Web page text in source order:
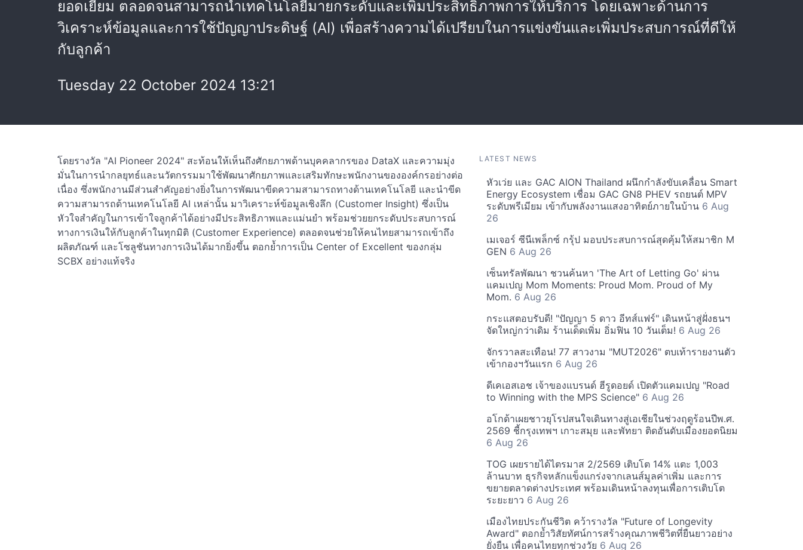
ยอดเยี่ยม ตลอดจนสามารถนำเทคโนโลยีมายกระดับและเพิ่มประสิทธิภาพการให้บริการ โดยเฉพาะด้านการ
วิเคราะห์ข้อมูลและการใช้ปัญญาประดิษฐ์ (AI) เพื่อสร้างความได้เปรียบในการแข่งขันและเพิ่มประสบการณ์ที่ดีให้
กับลูกค้า
Tuesday 22 October 2024 13:21
โดยรางวัล "AI Pioneer 2024" สะท้อนให้เห็นถึงศักยภาพด้านบุคคลากรของ DataX และความมุ่ง
มั่นในการนำกลยุทธ์และนวัตกรรมมาใช้พัฒนาศักยภาพและเสริมทักษะพนักงานขององค์กรอย่างต่อ
เนื่อง ซึ่งพนักงานมีส่วนสำคัญอย่างยิ่งในการพัฒนาขีดความสามารถทางด้านเทคโนโลยี และนำขีด
ความสามารถด้านเทคโนโลยี AI เหล่านั้น มาวิเคราะห์ข้อมูลเชิงลึก (Customer Insight) ซึ่งเป็น
หัวใจสำคัญในการเข้าใจลูกค้าได้อย่างมีประสิทธิภาพและแม่นยำ พร้อมช่วยยกระดับประสบการณ์
ทางการเงินให้กับลูกค้าในทุกมิติ (Customer Experience) ตลอดจนช่วยให้คนไทยสามารถเข้าถึง
ผลิตภัณฑ์ และโซลูชันทางการเงินได้มากยิ่งขึ้น ตอกย้ำการเป็น Center of Excellent ของกลุ่ม
SCBX อย่างแท้จริง
LATEST NEWS
หัวเว่ย และ GAC AION Thailand ผนึกกำลังขับเคลื่อน Smart
Energy Ecosystem เชื่อม GAC GN8 PHEV รถยนต์ MPV
ระดับพรีเมียม เข้ากับพลังงานแสงอาทิตย์ภายในบ้าน 6 Aug
26
เมเจอร์ ซีนีเพล็กซ์ กรุ้ป มอบประสบการณ์สุดคุ้มให้สมาชิก M
GEN 6 Aug 26
เซ็นทรัลพัฒนา ชวนค้นหา 'The Art of Letting Go' ผ่าน
แคมเปญ Mom Moments: Proud Mom. Proud of My
Mom. 6 Aug 26
กระแสตอบรับดี! "ปัญญา 5 ดาว อีทส์แฟร์" เดินหน้าสู่ฝั่งธนฯ
จัดใหญ่กว่าเดิม ร้านเด็ดเพิ่ม อิ่มฟิน 10 วันเต็ม! 6 Aug 26
จักรวาลสะเทือน! 77 สาวงาม "MUT2026" ตบเท้ารายงานตัว
เข้ากองฯวันแรก 6 Aug 26
ดีเคเอสเอช เจ้าของแบรนด์ ฮีรูดอยด์ เปิดตัวแคมเปญ "Road
to Winning with the MPS Science" 6 Aug 26
อโกด้าเผยชาวยุโรปสนใจเดินทางสู่เอเชียในช่วงฤดูร้อนปีพ.ศ.
2569 ชี้กรุงเทพฯ เกาะสมุย และพัทยา ติดอันดับเมืองยอดนิยม
6 Aug 26
TOG เผยรายได้ไตรมาส 2/2569 เติบโต 14% แตะ 1,003
ล้านบาท ธุรกิจหลักแข็งแกร่งจากเลนส์มูลค่าเพิ่ม และการ
ขยายตลาดต่างประเทศ พร้อมเดินหน้าลงทุนเพื่อการเติบโต
ระยะยาว 6 Aug 26
เมืองไทยประกันชีวิต คว้ารางวัล "Future of Longevity
Award" ตอกย้ำวิสัยทัศน์การสร้างคุณภาพชีวิตที่ยืนยาวอย่าง
ยั่งยืน เพื่อคนไทยทุกช่วงวัย 6 Aug 26